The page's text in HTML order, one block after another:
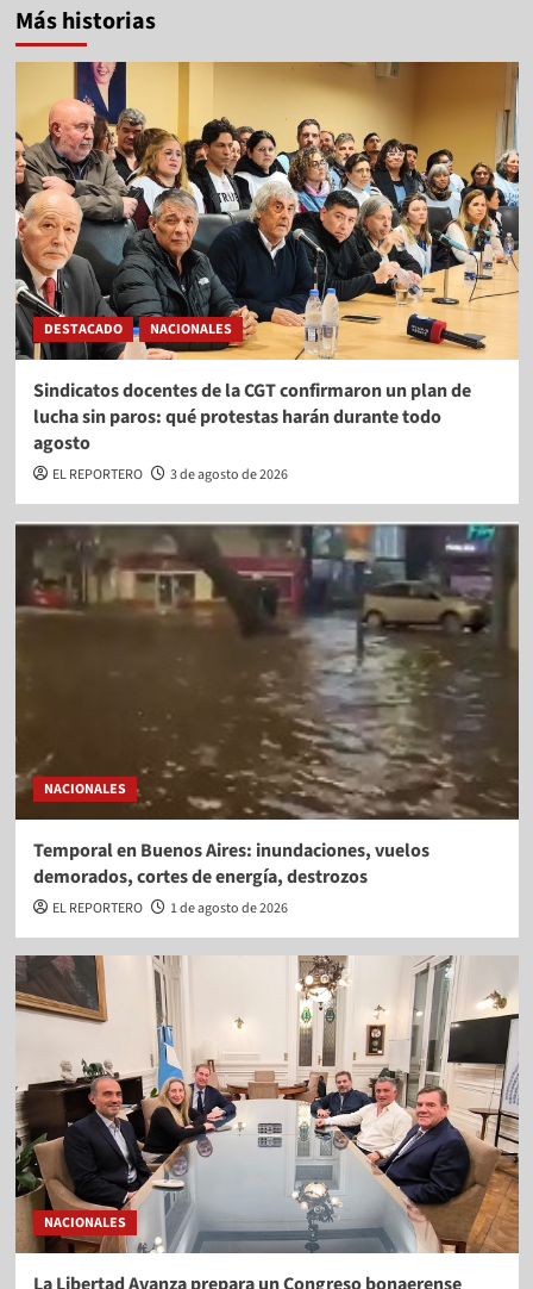
Más historias
DESTACADO NACIONALES
Sindicatos docentes de la CGT confirmaron un plan de
lucha sin paros: qué protestas harán durante todo
agosto
EL REPORTERO 3 de agosto de 2026
NACIONALES
Temporal en Buenos Aires: inundaciones, vuelos
demorados, cortes de energía, destrozos
EL REPORTERO 1 de agosto de 2026
NACIONALES